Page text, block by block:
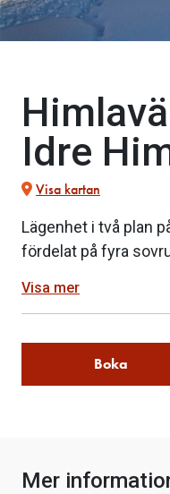
Idre
Visa kartan
Lägenhet i två plan
fördelat på fyra
Visa mer
Boka
Mer